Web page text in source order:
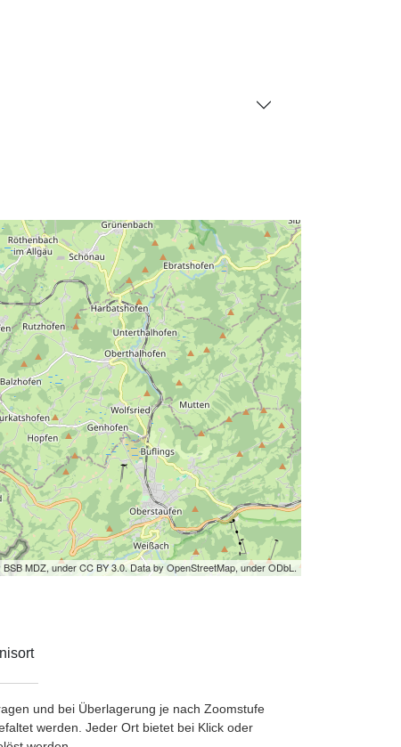
MDZ, under CC BY 3.0. Data by OpenStreetMap, under ODbL.
und bei Überlagerung je nach Zoomstufe
werden. Jeder Ort bietet bei Klick oder